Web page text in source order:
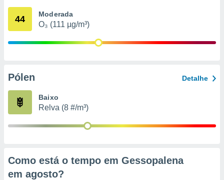
através
estudos
1199
44 Moderada
O₃ (111 µg/m³)
Pólen Detalhe
Baixo
Relva (8 #/m³)
Como está o tempo em Gessopalena
em agosto?